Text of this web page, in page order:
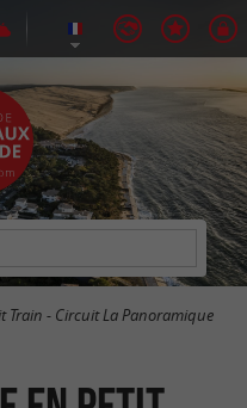
Train - Circuit La Panoramique